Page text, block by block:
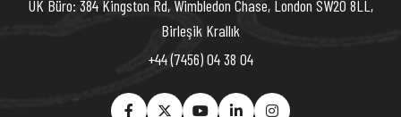
UK Büro: 384 Kingston Rd, Wimbledon Chase, London SW20 8LL,
Birleşik Krallık
+44 (7456) 04 38 04